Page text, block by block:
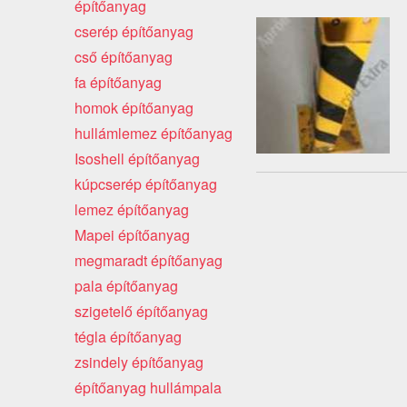
építőanyag
cserép építőanyag
cső építőanyag
fa építőanyag
homok építőanyag
hullámlemez építőanyag
Isoshell építőanyag
kúpcserép építőanyag
lemez építőanyag
Mapei építőanyag
megmaradt építőanyag
pala építőanyag
szigetelő építőanyag
tégla építőanyag
zsindely építőanyag
építőanyag hullámpala